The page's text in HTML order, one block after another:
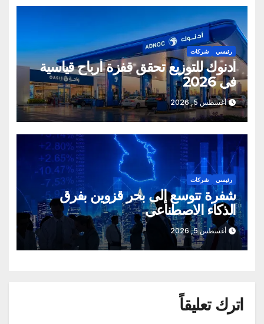
رئيسي شركات
أدنوك للتوزيع تحقق قفزة أرباح قياسية
في 2026
أغسطس 5, 2026
رئيسي شركات
شفرة تتوسع إلى بحر قزوين بفرق
الذكاء الاصطناعي
أغسطس 5, 2026
اترك تعليقاً